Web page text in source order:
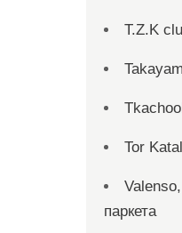
T.Z.K
Tor
паркета